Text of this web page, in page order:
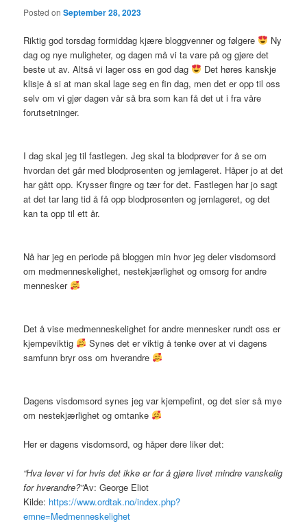
Posted onSeptember 28, 2023
Riktig god torsdag formiddag kjære bloggvenner og følgere
Ny
dag og nye muligheter, og dagen må vi ta vare på og gjøre det
beste ut av. Altså vi lager oss en god dag
Det høres kanskje
klisje å si at man skal lage seg en fin dag, men det er opp til oss
selv om vi gjør dagen vår så bra som kan få det ut i fra våre
forutsetninger.
I dag skal jeg til fastlegen. Jeg skal ta blodprøver for å se om
hvordan det går med blodprosenten og jernlageret. Håper jo at det
har gått opp. Krysser fingre og tær for det. Fastlegen har jo sagt
at det tar lang tid å få opp blodprosenten og jernlageret, og det
kan ta opp til ett år.
Nå har jeg en periode på bloggen min hvor jeg deler visdomsord
om medmenneskelighet, nestekjærlighet og omsorg for andre
mennesker
Det å vise medmenneskelighet for andre mennesker rundt oss er
kjempeviktig
Synes det er viktig å tenke over at vi dagens
samfunn bryr oss om hverandre
Dagens visdomsord synes jeg var kjempefint, og det sier så mye
om nestekjærlighet og omtanke
Her er dagens visdomsord, og håper dere liker det:
“Hva lever vi for hvis det ikke er for å gjøre livet mindre vanskelig
for hverandre?”Av: George Eliot
Kilde: https://www.ordtak.no/index.php?
emne=Medmenneskelighet